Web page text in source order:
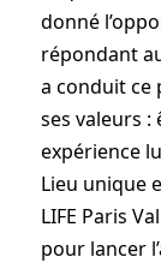
donné
répondant
a conduit ce
ses valeurs
expérience
Lieu unique
LIFE Paris
pour lancer